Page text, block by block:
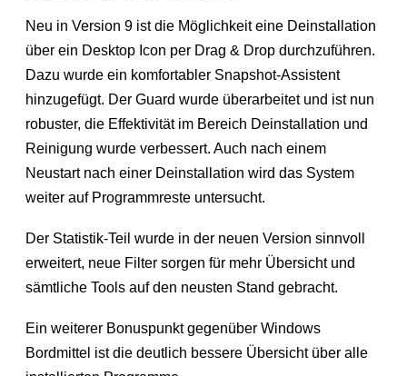
Neu in Version 9 ist die Möglichkeit eine Deinstallation
über ein Desktop Icon per Drag & Drop durchzuführen.
Dazu wurde ein komfortabler Snapshot-Assistent
hinzugefügt. Der Guard wurde überarbeitet und ist nun
robuster, die Effektivität im Bereich Deinstallation und
Reinigung wurde verbessert. Auch nach einem
Neustart nach einer Deinstallation wird das System
weiter auf Programmreste untersucht.
Der Statistik-Teil wurde in der neuen Version sinnvoll
erweitert, neue Filter sorgen für mehr Übersicht und
sämtliche Tools auf den neusten Stand gebracht.
Ein weiterer Bonuspunkt gegenüber Windows
Bordmittel ist die deutlich bessere Übersicht über alle